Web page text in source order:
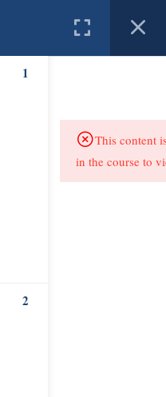
Login
1
2
This content
in the course to
Contact